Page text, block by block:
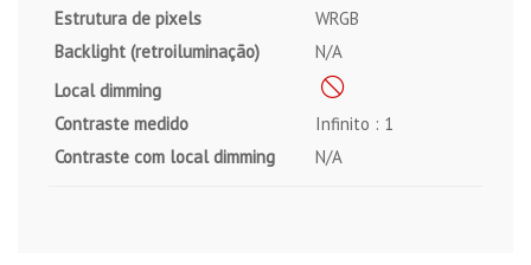
Estrutura de pixels
WRGB
Backlight (retroiluminação)
N/A
Local dimming
Contraste medido
Infinito : 1
Contraste com local dimming
N/A